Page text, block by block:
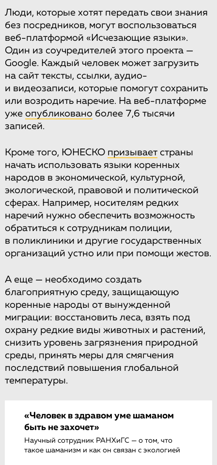
Люди, которые хотят передать свои знания
без посредников, могут воспользоваться
веб-платформой «Исчезающие языки».
Один из соучредителей этого проекта —
Google. Каждый человек может загрузить
на сайт тексты, ссылки, аудио-
и видеозаписи, которые помогут сохранить
или возродить наречие. На веб-платформе
уже опубликовано более 7,6 тысячи
записей.
Кроме того, ЮНЕСКО призывает страны
начать использовать языки коренных
народов в экономической, культурной,
экологической, правовой и политической
сферах. Например, носителям редких
наречий нужно обеспечить возможность
обратиться к сотрудникам полиции,
в поликлиники и другие государственных
организаций устно или при помощи жестов.
А еще — необходимо создать
благоприятную среду, защищающую
коренные народы от вынужденной
миграции: восстановить леса, взять под
охрану редкие виды животных и растений,
снизить уровень загрязнения природной
среды, принять меры для смягчения
последствий повышения глобальной
температуры.
«Человек в здравом уме шаманом
быть не захочет»
Научный сотрудник РАНХиГС — о том, что
такое шаманизм и как он связан с экологией